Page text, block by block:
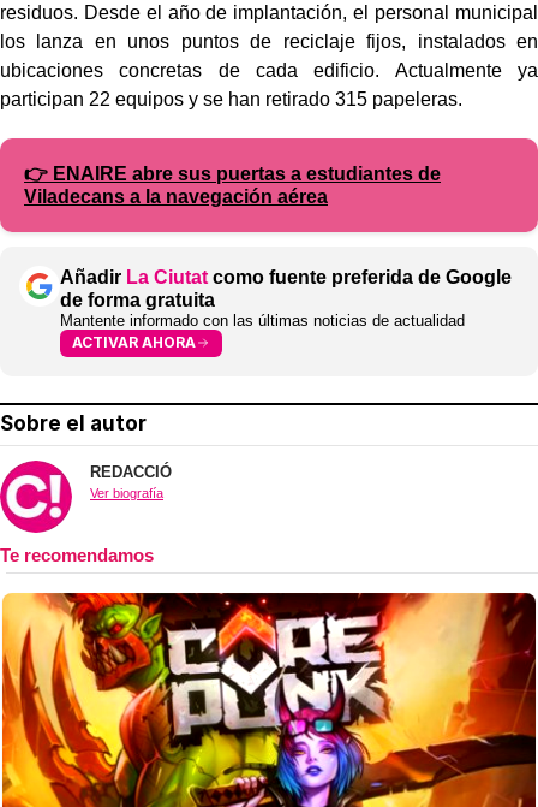
residuos. Desde el año de implantación, el personal municipal
los lanza en unos puntos de reciclaje fijos, instalados en
ubicaciones concretas de cada edificio. Actualmente ya
participan 22 equipos y se han retirado 315 papeleras.
👉 ENAIRE abre sus puertas a estudiantes de
Viladecans a la navegación aérea
Añadir La Ciutat como fuente preferida de Google
de forma gratuita
Mantente informado con las últimas noticias de actualidad
ACTIVAR AHORA
Sobre el autor
REDACCIÓ
Ver biografía